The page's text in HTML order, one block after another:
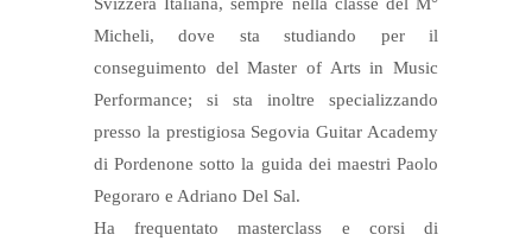
Micheli, dove sta studiando per il
conseguimento del Master of Arts in Music
Performance; si sta inoltre specializzando
presso la prestigiosa Segovia Guitar Academy
di Pordenone sotto la guida dei maestri Paolo
Pegoraro e Adriano Del Sal.
Ha frequentato masterclass e corsi di